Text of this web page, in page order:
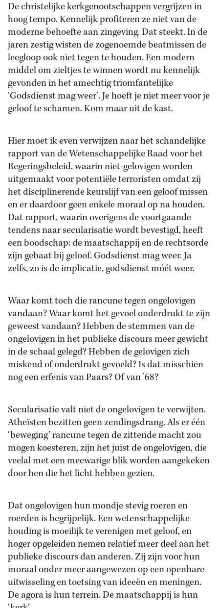
De christelijke kerkgenootschappen vergrijzen in
hoog tempo. Kennelijk profiteren ze niet van de
moderne behoefte aan zingeving. Dat steekt. In de
jaren zestig wisten de zogenoemde beatmissen de
leegloop ook niet tegen te houden. Een modern
middel om zieltjes te winnen wordt nu kennelijk
gevonden in het amechtig triomfantelijke
‘Godsdienst mag weer’. Je hoeft je niet meer voor je
geloof te schamen. Kom maar uit de kast.
Hier moet ik even verwijzen naar het schandelijke
rapport van de Wetenschappelijke Raad voor het
Regeringsbeleid, waarin niet-gelovigen worden
uitgemaakt voor potentiële terroristen omdat zij
het disciplinerende keurslijf van een geloof missen
en er daardoor geen enkele moraal op na houden.
Dat rapport, waarin overigens de voortgaande
tendens naar secularisatie wordt bevestigd, heeft
een boodschap: de maatschappij en de rechtsorde
zijn gebaat bij geloof. Godsdienst mag weer. Ja
zelfs, zo is de implicatie, godsdienst móét weer.
Waar komt toch die rancune tegen ongelovigen
vandaan? Waar komt het gevoel onderdrukt te zijn
geweest vandaan? Hebben de stemmen van de
ongelovigen in het publieke discours meer gewicht
in de schaal gelegd? Hebben de gelovigen zich
miskend of onderdrukt gevoeld? Is dat misschien
nog een erfenis van Paars? Of van ’68?
Secularisatie valt niet de ongelovigen te verwijten.
Atheïsten bezitten geen zendingsdrang. Als er één
‘beweging’ rancune tegen de zittende macht zou
mogen koesteren, zijn het juist de ongelovigen, die
veelal met een meewarige blik worden aangekeken
door hen die het licht hebben gezien.
Dat ongelovigen hun mondje stevig roeren en
roerden is begrijpelijk. Een wetenschappelijke
houding is moeilijk te verenigen met geloof, en
hoger opgeleiden nemen relatief meer deel aan het
publieke discours dan anderen. Zij zijn voor hun
moraal onder meer aangewezen op een openbare
uitwisseling en toetsing van ideeën en meningen.
De agora is hun terrein. De maatschappij is hun